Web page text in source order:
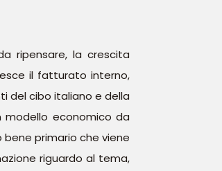
ripensare, la crescita
il fatturato interno,
del cibo italiano e della
modello economico da
primario che viene
riguardo al tema,